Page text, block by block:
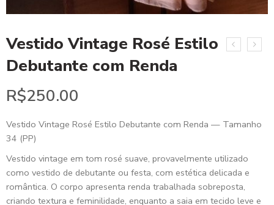
Vestido Vintage Rosé Estilo
Debutante com Renda
R$250.00
Vestido Vintage Rosé Estilo Debutante com Renda — Tamanho
34 (PP)
Vestido vintage em tom rosé suave, provavelmente utilizado
como vestido de debutante ou festa, com estética delicada e
romântica. O corpo apresenta renda trabalhada sobreposta,
criando textura e feminilidade, enquanto a saia em tecido leve e